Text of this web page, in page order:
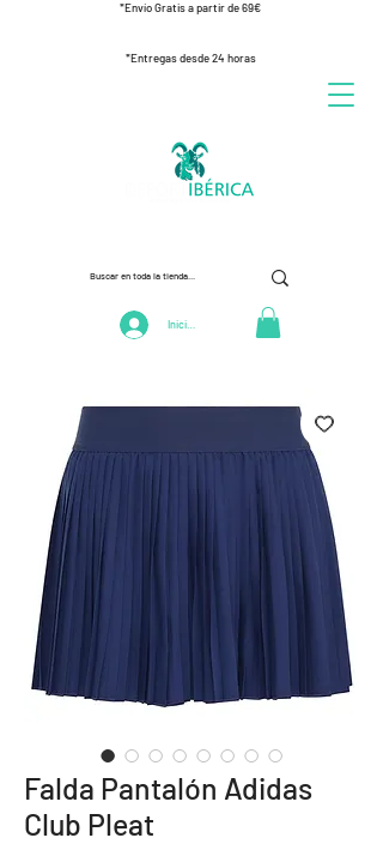
*Envío Gratis a partir de 69€
*Entregas desde 24 horas
Iniciar Sesión
Falda Pantalón Adidas
Club Pleat